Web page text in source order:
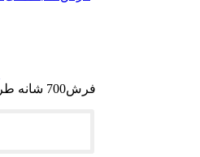
فرش700 شانه طرح نارنج زمینه سرمه ای